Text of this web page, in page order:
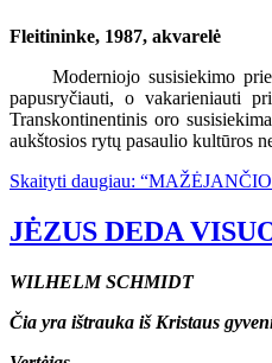
Fleitininke, 1987, akvarelė
Moderniojo susisiekimo
papusryčiauti, o vakarieniauti
Transkontinentinis oro
aukštosios rytų pasaulio kultūros
Skaityti daugiau:
JĖZUS DEDA
WILHELM SCHMIDT
Čia yra ištrauka iš Kristaus